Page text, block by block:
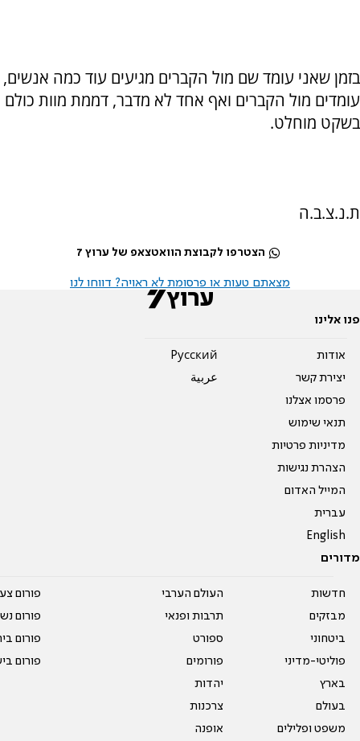
בזמן שאני עומד שם מול הקברים מגיעים עוד כמה אנשים,
עומדים מול הקברים ואף אחד לא מדבר, דממת מוות כולם
בשקט מוחלט.
ת.נ.צ.ב.ה
הצטרפו לקבוצת הוואטצאפ של ערוץ 7
מצאתם טעות או פרסומת לא ראויה? דווחו לנו
פנו אלינו
אודות
יצירת קשר
פרסמו אצלנו
תנאי שימוש
מדיניות פרטיות
הצהרת נגישות
המייל האדום
עברית
English
Pусский
عربية
מדורים
חדשות
מבזקים
ביטחוני
פוליטי-מדיני
בארץ
בעולם
משפט ופלילים
העולם הערבי
תרבות ופנאי
ספורט
פורומים
יהדות
צרכנות
אופנה
פורום
פורום
פורום
פורום